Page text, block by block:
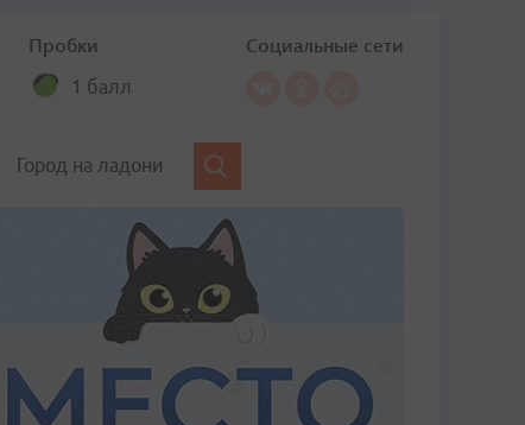
Пробки
1 балл
Социальные сети
Город на ладони